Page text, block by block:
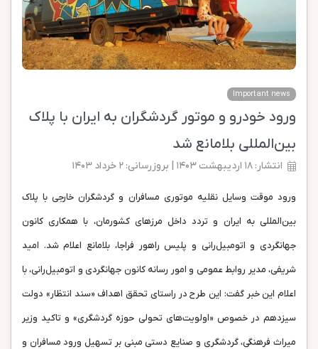
Important news
ورود خودرو و موتور گردشگران به ایران با پلاک
بین‌المللی بلامانع شد
انتشار: ۱۸ اردیبهشت ۱۴۰۳ | بروزرسانی: ۲ خرداد ۱۴۰۳
ورود موقت وسایل نقلیه موتوری مسافران و گردشگران خارجی با پلاک
بین‌المللی به ایران و تردد داخل مرزهای کشورمان، با همکاری کانون
جهانگردی و اتومبیل‌رانی و پلیس راهور فراجا، بلامانع اعلام شد. امید
شریفی، مدیر روابط عمومی و امور رسانه کانون جهانگردی و اتومبیل‌رانی، با
اعلام این خبر گفت: این طرح در راستای تحقق اهداف «سند انتظار» دولت
سیزدهم در خصوص «اولویت‌های تحولی حوزه گردشگری» و تاکید وزیر
میراث فرهنگی، گردشگری و صنایع دستی مبنی بر تسهیل ورود مسافران و